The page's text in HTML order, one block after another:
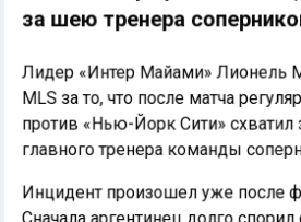
за шею тренера
Лидер «Интер Майами» Лионель
MLS за то, что после матча
против «Нью-Йорк Сити»
главного тренера команды
Инцидент произошел уже после
Сначала аргентинец долго